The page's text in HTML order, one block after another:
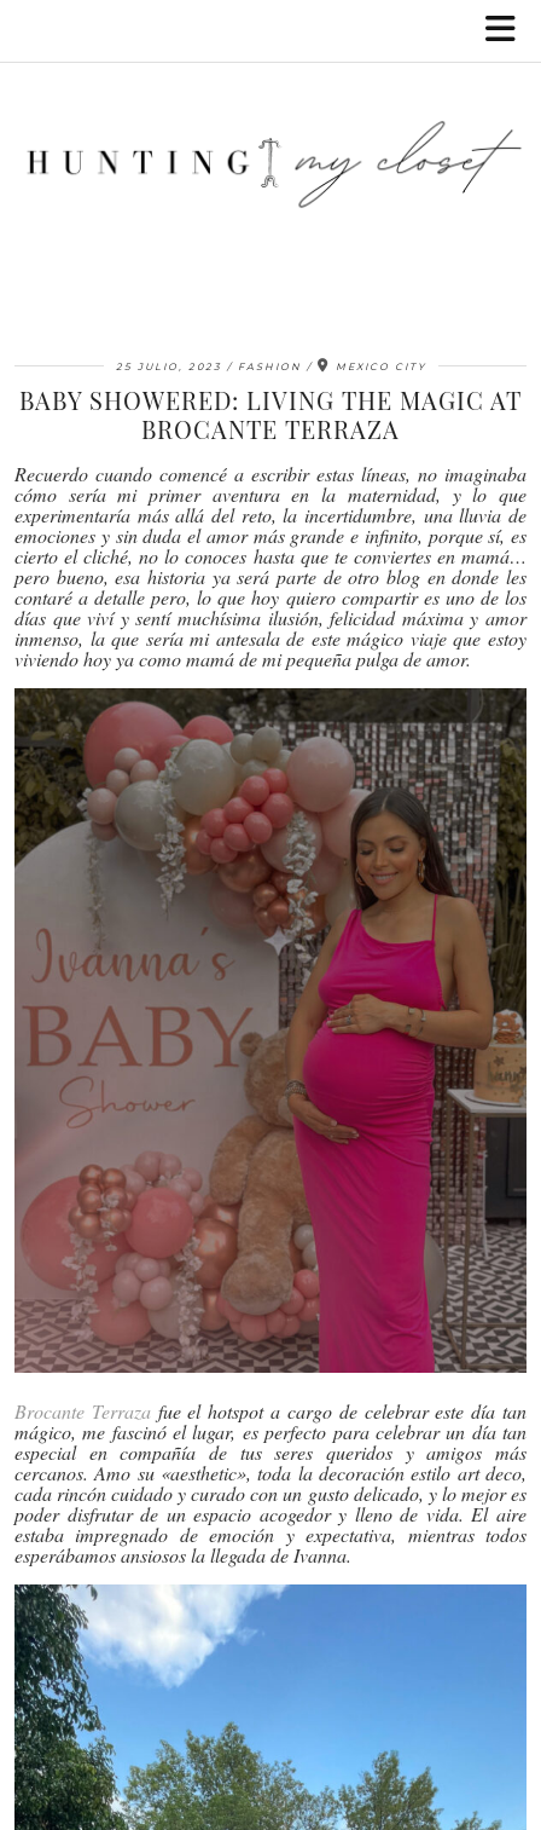
25 JULIO, 2023 FASHION MEXICO CITY
BABY SHOWERED: LIVING THE MAGIC AT
BROCANTE TERRAZA
Recuerdo cuando comencé a escribir estas líneas, no imaginaba
cómo sería mi primer aventura en la maternidad, y lo que
experimentaría más allá del reto, la incertidumbre, una lluvia de
emociones y sin duda el amor más grande e infinito, porque sí, es
cierto el cliché, no lo conoces hasta que te conviertes en mamá…
pero bueno, esa historia ya será parte de otro blog en donde les
contaré a detalle pero, lo que hoy quiero compartir es uno de los
días que viví y sentí muchísima ilusión, felicidad máxima y amor
inmenso, la que sería mi antesala de este mágico viaje que estoy
viviendo hoy ya como mamá de mi pequeña pulga de amor.
Brocante Terrazafue el hotspot a cargo de celebrar este día tan
mágico, me fascinó el lugar, es perfecto para celebrar un día tan
especial en compañía de tus seres queridos y amigos más
cercanos. Amo su «aesthetic», toda la decoración estilo art deco,
cada rincón cuidado y curado con un gusto delicado, y lo mejor es
poder disfrutar de un espacio acogedor y lleno de vida. El aire
estaba impregnado de emoción y expectativa, mientras todos
esperábamos ansiosos la llegada de Ivanna.